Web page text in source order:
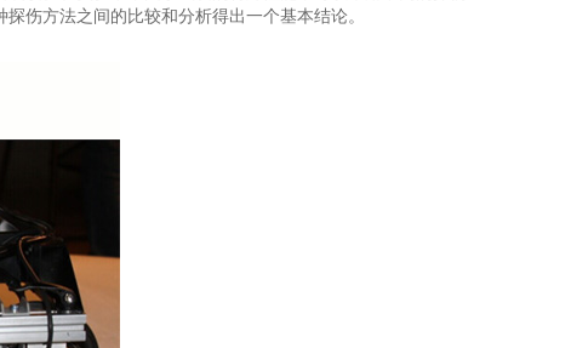
伤方法之间的比较和分析得出一个基本结论。